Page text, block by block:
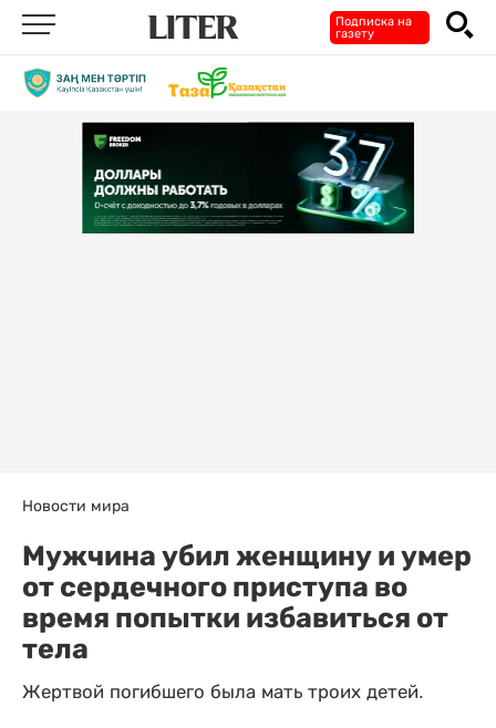
Подписка на
газету
Новости мира
Мужчина убил женщину и умер
от сердечного приступа во
время попытки избавиться от
тела
Жертвой погибшего была мать троих детей.